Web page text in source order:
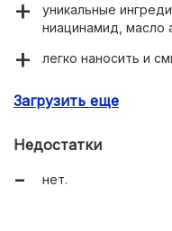
уникальные
ниацинамид, масло
легко наносить и
Загрузить еще
Недостатки
нет.